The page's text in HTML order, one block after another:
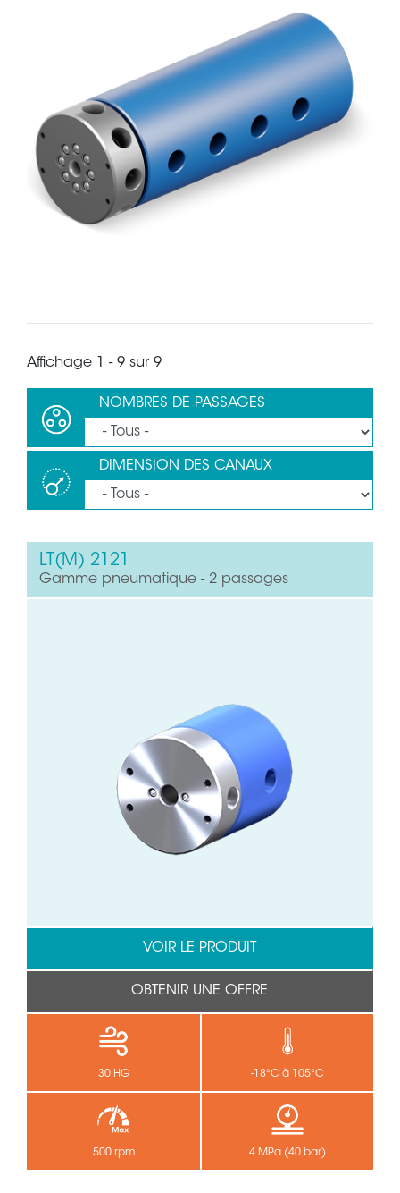
Affichage 1 - 9 sur 9
NOMBRES DE PASSAGES
DIMENSION DES CANAUX
LT(M) 2121
Gamme pneumatique - 2 passages
30 HG -18°C à 105°C
500 rpm 4 MPa (40 bar)
VOIR LE PRODUIT
OBTENIR UNE OFFRE